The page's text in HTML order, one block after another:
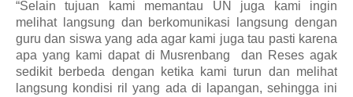
“Selain tujuan kami memantau UN juga kami ingin
melihat langsung dan berkomunikasi langsung dengan
guru dan siswa yang ada agar kami juga tau pasti karena
apa yang kami dapat di Musrenbang
dan Reses agak
sedikit berbeda dengan ketika kami turun dan melihat
langsung kondisi ril yang ada di lapangan, sehingga ini